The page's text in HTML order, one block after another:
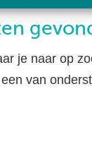
je naar op
van